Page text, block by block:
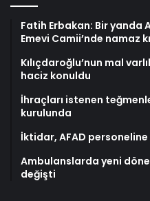
Fatih Erbakan: Bir yanda
Emevi Camii’nde namaz
Kılıçdaroğlu’nun mal
haciz konuldu
İhraçları istenen
kurulunda
İktidar, AFAD personeline
Ambulanslarda yeni
değişti